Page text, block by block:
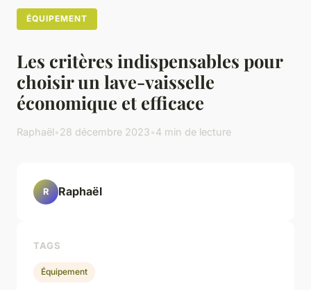
ÉQUIPEMENT
Les critères indispensables pour
choisir un lave-vaisselle
économique et efficace
Raphaël•28 décembre 2023•4 min de lecture
R Raphaël
TAGS
Équipement